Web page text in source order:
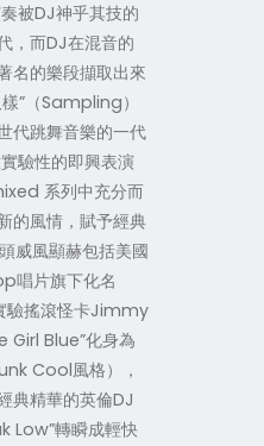
被DJ神乎其技的
，而DJ在混音的
名的樂段擷取出來
”（Sampling）
代跳舞音樂的一代
驗性的即興表演
系列中充分而
的風情，賦予經典
威風顯赫包括美國
唱片旗下化名
驗搖滾怪卡Jimmy
Blue”化身為
Cool風格），
典精華的英倫DJ
Low”轉瞬成輕快